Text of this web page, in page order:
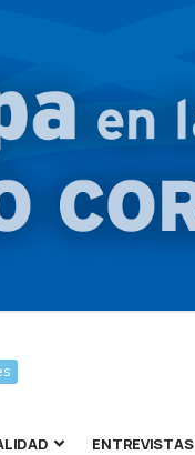
ENTREVISTAS